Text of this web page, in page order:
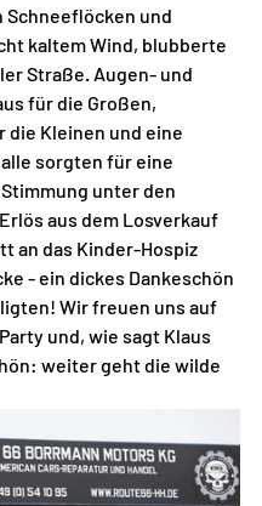
und
kaltem Wind, blubberte
Straße. Augen- und
für die Großen,
die Kleinen und eine
sorgten für eine
unter den
aus dem Losverkauf
an das Kinder-Hospiz
- ein dickes Dankeschön
Wir freuen uns auf
und, wie sagt Klaus
weiter geht die wilde